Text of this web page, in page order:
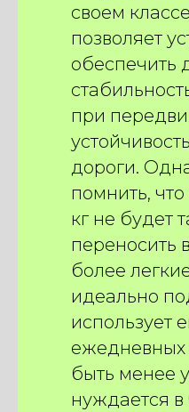
своем
позволяет
обеспечить
при
дороги.
помнить,
кг не будет
переносить
более
идеально
использует
ежедневных
быть менее
нуждается в